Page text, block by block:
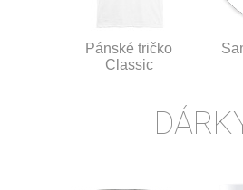
Pánské tričko
Classic